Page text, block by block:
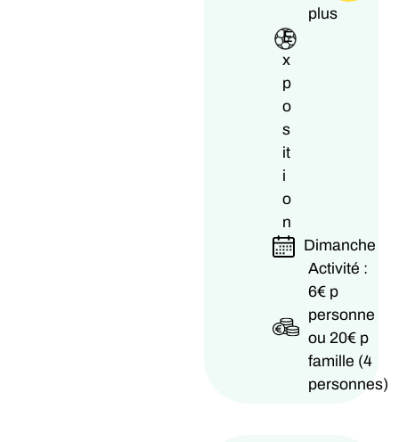
plus
E
x
p
o
s
it
i
o
n
Dimanche
Activité :
6€ p
personne
ou 20€ p
famille (4
personnes)